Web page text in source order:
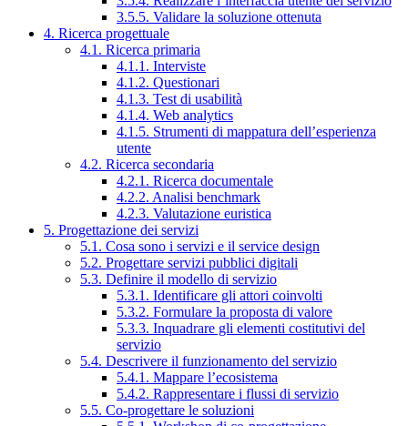
3.5.5. Validare la soluzione ottenuta
4. Ricerca progettuale
4.1. Ricerca primaria
4.1.1. Interviste
4.1.2. Questionari
4.1.3. Test di usabilità
4.1.4. Web analytics
4.1.5. Strumenti di mappatura dell’esperienza
utente
4.2. Ricerca secondaria
4.2.1. Ricerca documentale
4.2.2. Analisi benchmark
4.2.3. Valutazione euristica
5. Progettazione dei servizi
5.1. Cosa sono i servizi e il service design
5.2. Progettare servizi pubblici digitali
5.3. Definire il modello di servizio
5.3.1. Identificare gli attori coinvolti
5.3.2. Formulare la proposta di valore
5.3.3. Inquadrare gli elementi costitutivi del
servizio
5.4. Descrivere il funzionamento del servizio
5.4.1. Mappare l’ecosistema
5.4.2. Rappresentare i flussi di servizio
5.5. Co-progettare le soluzioni